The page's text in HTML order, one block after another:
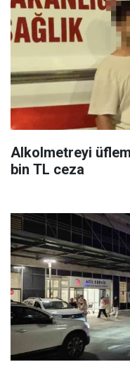
Alkolmetreyi
bin TL ceza